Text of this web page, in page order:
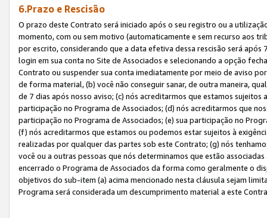
6.Prazo e Rescisão
O prazo deste Contrato será iniciado após o seu registro ou a
momento, com ou sem motivo (automaticamente e sem recurso aos
por escrito, considerando que a data efetiva dessa rescisão será
login em sua conta no Site de Associados e selecionando a opção
Contrato ou suspender sua conta imediatamente por meio de aviso
de forma material, (b) você não conseguir sanar, de outra maneira,
de 7 dias após nosso aviso; (c) nós acreditarmos que estamos
participação no Programa de Associados; (d) nós acreditarmos que
participação no Programa de Associados; (e) sua participação no
(f) nós acreditarmos que estamos ou podemos estar sujeitos à
realizadas por qualquer das partes sob este Contrato; (g) nós
você ou a outras pessoas que nós determinamos que estão
encerrado o Programa de Associados da forma como geralmente o
objetivos do sub-item (a) acima mencionado nesta cláusula sejam
Programa será considerada um descumprimento material a este